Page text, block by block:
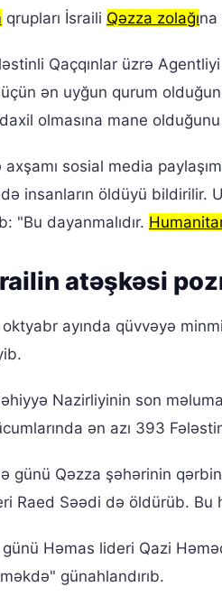
qrupları İsraili Qəzza zolağına
Qaçqınlar üzrə
ən uyğun qurum
olmasına mane olduğunu
sosial media
insanların öldüyü bildirilir.
"Bu dayanmalıdır.
atəşkəsi
ayında qüvvəyə
Nazirliyinin son
ən azı 393
günü Qəzza şəhərinin
Raed Səədi də öldürüb. Bu
günü Həmas lideri Qazi
günahlandırıb.